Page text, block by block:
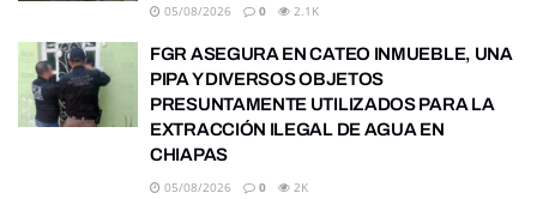
05/08/2026 0 2.1K
FGR ASEGURA EN CATEO INMUEBLE, UNA
PIPA Y DIVERSOS OBJETOS
PRESUNTAMENTE UTILIZADOS PARA LA
EXTRACCIÓN ILEGAL DE AGUA EN
CHIAPAS
05/08/2026 0 2K